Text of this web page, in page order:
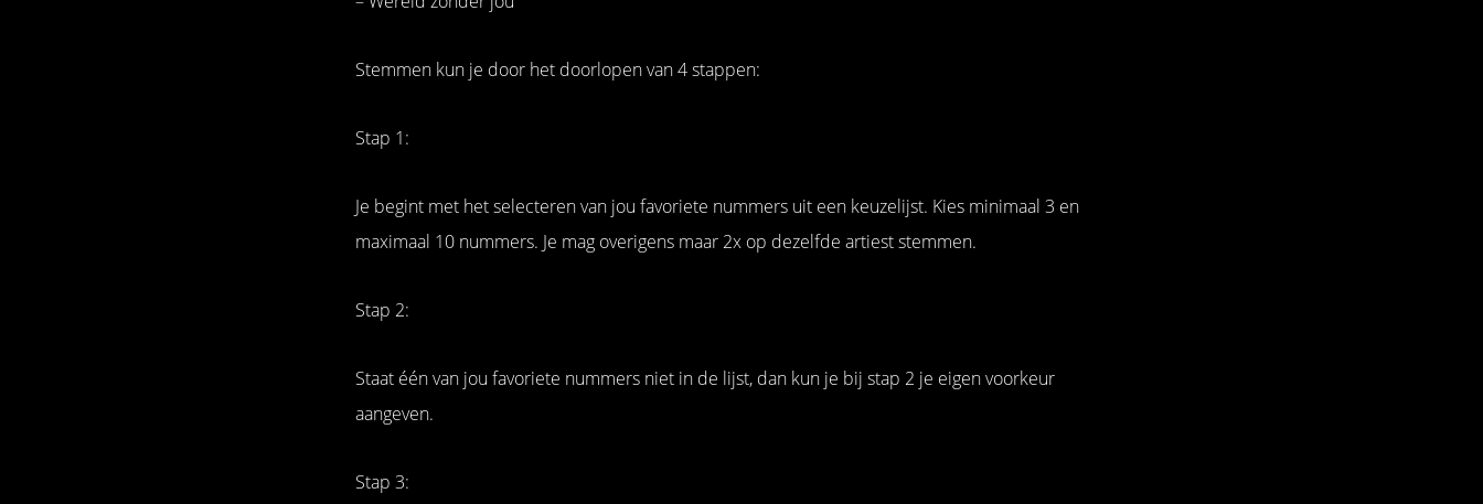
Stemmen kun je door het doorlopen van 4 stappen:
Stap 1:
Je begint met het selecteren van jou favoriete nummers uit een keuzelijst. Kies minimaal 3 en
maximaal 10 nummers. Je mag overigens maar 2x op dezelfde artiest stemmen.
Stap 2:
Staat één van jou favoriete nummers niet in de lijst, dan kun je bij stap 2 je eigen voorkeur
aangeven.
Stap 3: